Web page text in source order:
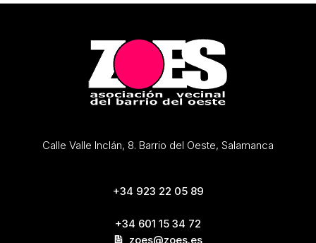
Calle Valle Inclán, 8. Barrio del Oeste, Salamanca
+34 923 22 05 89
+34 601 15 34 72
zoes@zoes.es